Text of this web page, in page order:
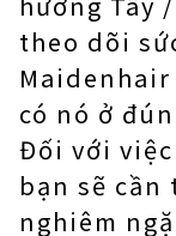
theo dõi
Maidenhair
có nó ở
Đối với
bạn sẽ
nghiêm